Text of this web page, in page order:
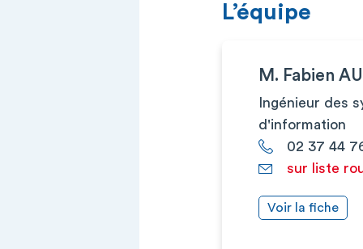
L’équipe
M. Fabien
Ingénieur des
d'information
02 37 44
sur liste
Voir la fiche